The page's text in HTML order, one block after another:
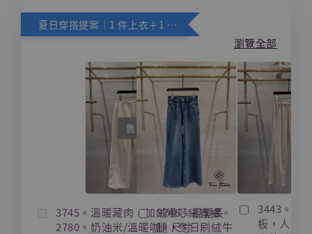
夏日穿搭提案｜1 件上衣＋1 件下身，下身享 88 折
瀏覽全部
售完
3745。溫暖藏肉，加絨燈芯絨寬褲。
2780。奶油米/溫暖咖。尺寸
3748。視覺長
腿，冬日刷絨牛
3443。藏
板，人字